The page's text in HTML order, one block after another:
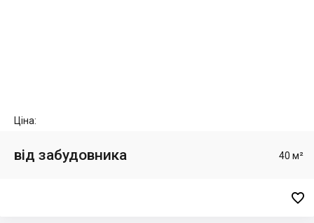
Ціна:
від забудовника 40 м²
